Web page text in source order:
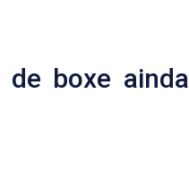
boxe ainda